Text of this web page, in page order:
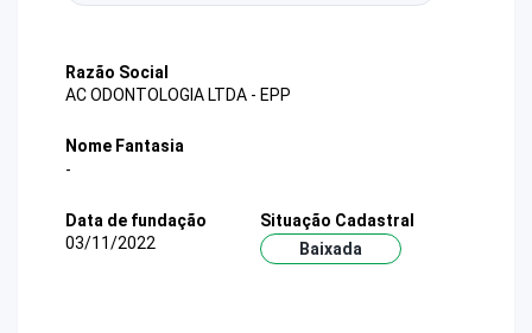
Razão Social
AC ODONTOLOGIA LTDA - EPP
Nome Fantasia
-
Data de fundação
03/11/2022
Situação Cadastral
Baixada